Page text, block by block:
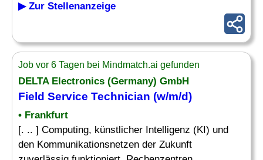
▶ Zur Stellenanzeige
Job vor 6 Tagen bei Mindmatch.ai gefunden
DELTA Electronics (Germany) GmbH
Field Service Technician (w/m/d)
• Frankfurt
[. .. ] Computing, künstlicher Intelligenz (KI) und
den Kommunikationsnetzen der Zukunft